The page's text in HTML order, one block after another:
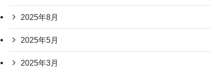
2025年8月
2025年5月
2025年3月